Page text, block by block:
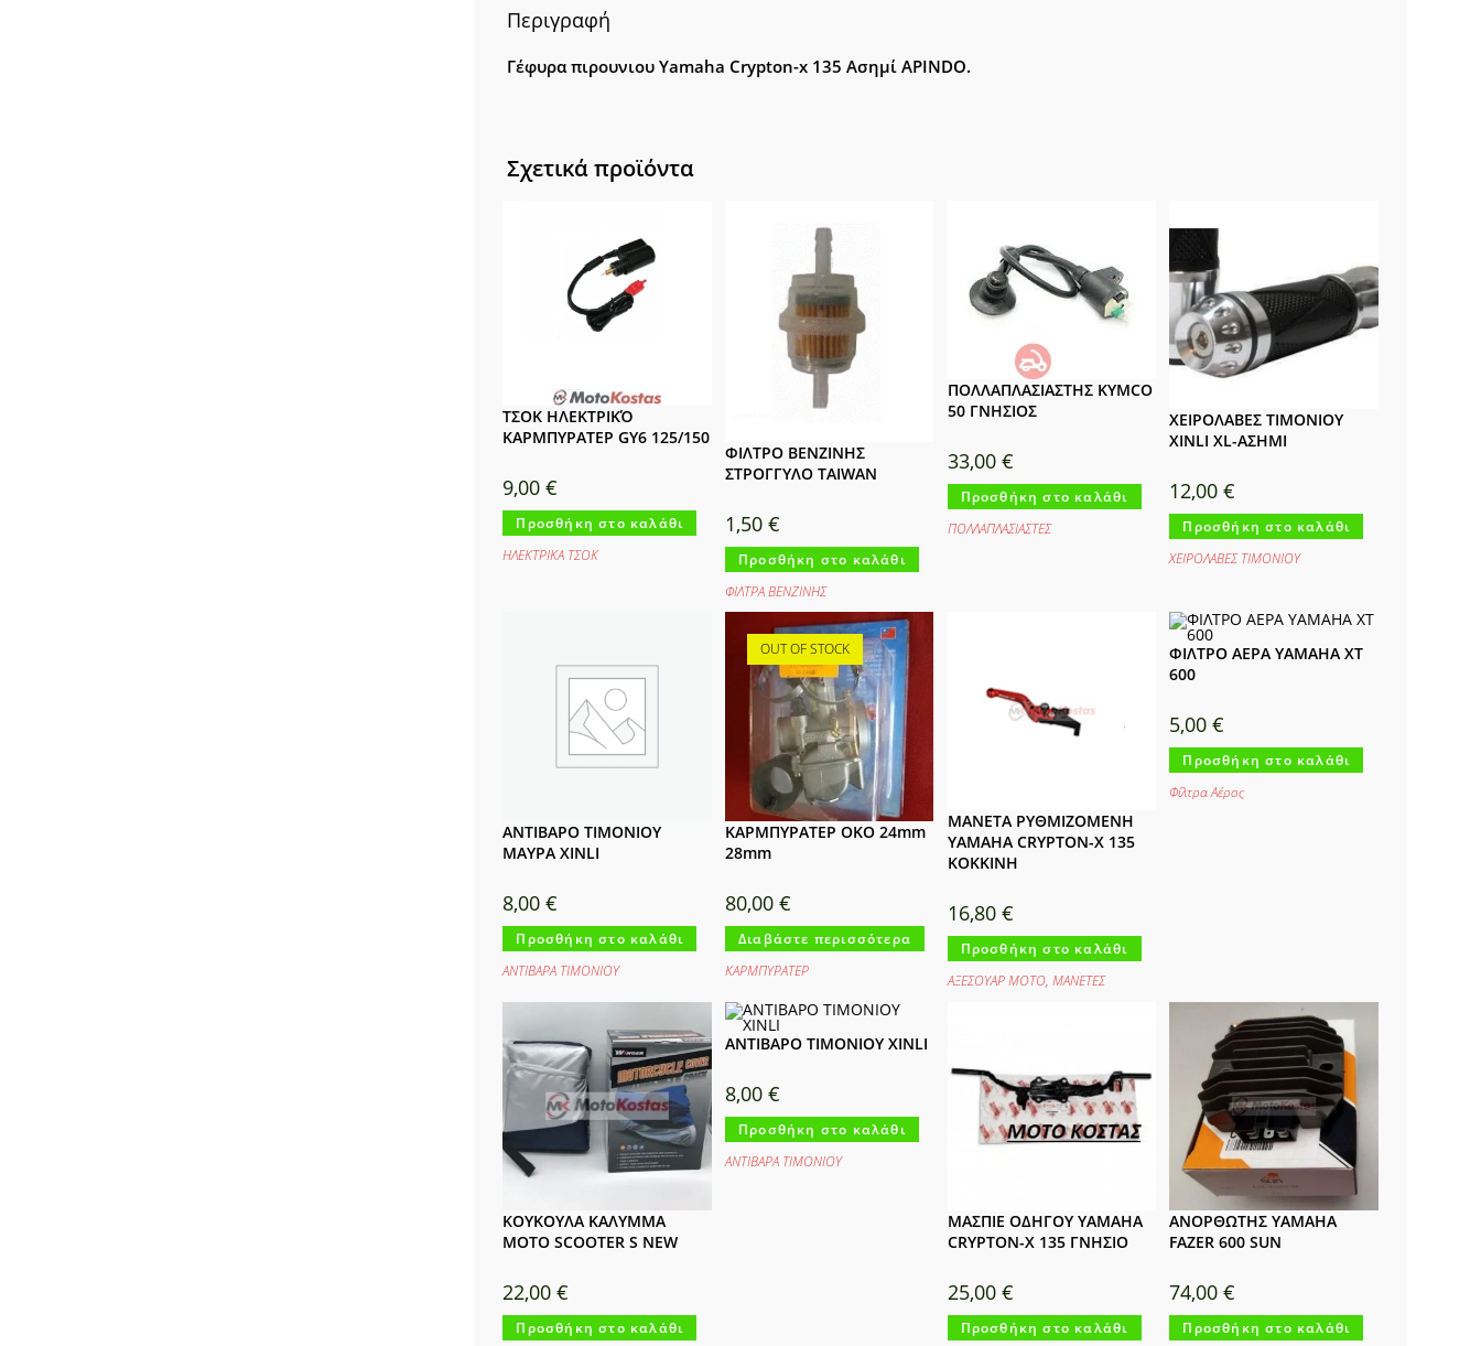
Περιγραφή
Γέφυρα πιρουνιου Yamaha Crypton-x 135 Ασημί APINDO.
Σχετικά προϊόντα
ΤΣΟΚ ΗΛΕΚΤΡΙΚΌ
ΚΑΡΜΠΥΡΑΤΕΡ GY6 125/150
9,00€
Προσθήκη στο καλάθι
ΗΛΕΚΤΡΙΚΑ ΤΣΟΚ
ΦΙΛΤΡΟ ΒΕΝΖΙΝΗΣ
ΣΤΡΟΓΓΥΛΟ TAIWAN
1,50€
Προσθήκη στο καλάθι
ΦΙΛΤΡΑ ΒΕΝΖΙΝΗΣ
ΠΟΛΛΑΠΛΑΣΙΑΣΤΗΣ KYMCO
50 ΓΝΗΣΙΟΣ
33,00 €
Προσθήκη στο καλάθι
ΠΟΛΛΑΠΛΑΣΙΑΣΤΕΣ
ΧΕΙΡΟΛΑΒΕΣ ΤΙΜΟΝΙΟΥ
XINLI XL-ΑΣΗΜΙ
12,00€
Προσθήκη στο καλάθι
ΧΕΙΡΟΛΑΒΕΣ ΤΙΜΟΝΙΟΥ
ΑΝΤΙΒΑΡΟ ΤΙΜΟΝΙΟΥ
ΜΑΥΡΑ XINLI
8,00€
Προσθήκη στο καλάθι
ΑΝΤΙΒΑΡΑ ΤΙΜΟΝΙΟΥ
OUT OF STOCK
ΚΑΡΜΠΥΡΑΤΕΡ OKO 24mm
28mm
80,00€
Διαβάστε περισσότερα
ΚΑΡΜΠΥΡΑΤΕΡ
ΜΑΝΕΤΑ ΡΥΘΜΙΖΟΜΕΝΗ
YAMAHA CRYPTON-X 135
ΚΟΚΚΙΝΗ
16,80 €
Προσθήκη στο καλάθι
ΑΞΕΣΟΥΑΡ ΜΟΤΟ, ΜΑΝΕΤΕΣ
ΦΙΛΤΡΟ ΑΕΡΑ YAMAHA XT
600
5,00€
Προσθήκη στο καλάθι
Φίλτρα Αέρος
ΚΟΥΚΟΥΛΑ ΚΑΛΥΜΜΑ
MOTO SCOOTER S NEW
22,00€
Προσθήκη στο καλάθι
ΑΝΤΙΒΑΡΟ ΤΙΜΟΝΙΟΥ XINLI
8,00€
Προσθήκη στο καλάθι
ΑΝΤΙΒΑΡΑ ΤΙΜΟΝΙΟΥ
ΜΑΣΠΙΕ ΟΔΗΓΟΥ YAMAHA
CRYPTON-Χ 135 ΓΝΗΣΙΟ
25,00 €
Προσθήκη στο καλάθι
ΑΝΟΡΘΩΤΗΣ YAMAHA
FAZER 600 SUN
74,00€
Προσθήκη στο καλάθι